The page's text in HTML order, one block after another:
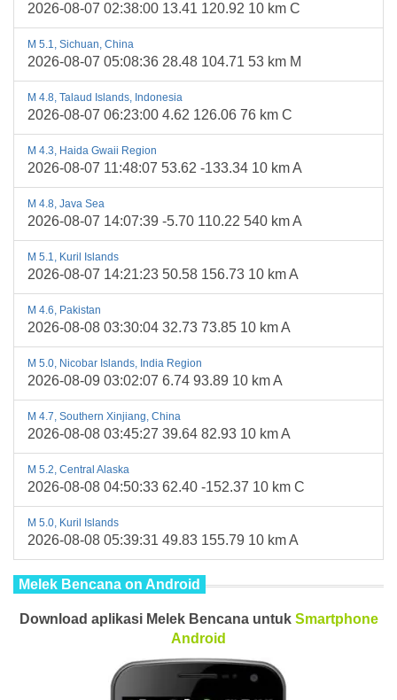
2026-08-07 02:38:00 13.41 120.92 10 km C
M 5.1, Sichuan, China
2026-08-07 05:08:36 28.48 104.71 53 km M
M 4.8, Talaud Islands, Indonesia
2026-08-07 06:23:00 4.62 126.06 76 km C
M 4.3, Haida Gwaii Region
2026-08-07 11:48:07 53.62 -133.34 10 km A
M 4.8, Java Sea
2026-08-07 14:07:39 -5.70 110.22 540 km A
M 5.1, Kuril Islands
2026-08-07 14:21:23 50.58 156.73 10 km A
M 4.6, Pakistan
2026-08-08 03:30:04 32.73 73.85 10 km A
M 5.0, Nicobar Islands, India Region
2026-08-09 03:02:07 6.74 93.89 10 km A
M 4.7, Southern Xinjiang, China
2026-08-08 03:45:27 39.64 82.93 10 km A
M 5.2, Central Alaska
2026-08-08 04:50:33 62.40 -152.37 10 km C
M 5.0, Kuril Islands
2026-08-08 05:39:31 49.83 155.79 10 km A
Melek Bencana on Android
Download aplikasi Melek Bencana untuk Smartphone
Android